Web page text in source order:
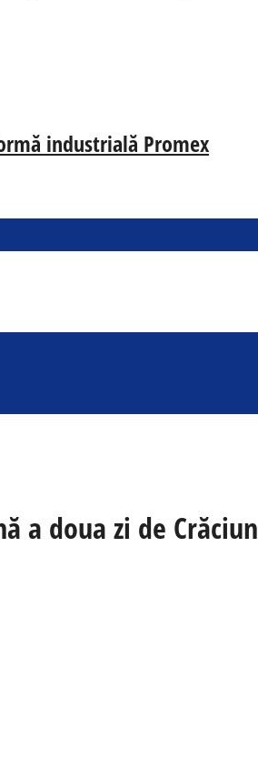
industrială Promex
a doua zi de Crăciun